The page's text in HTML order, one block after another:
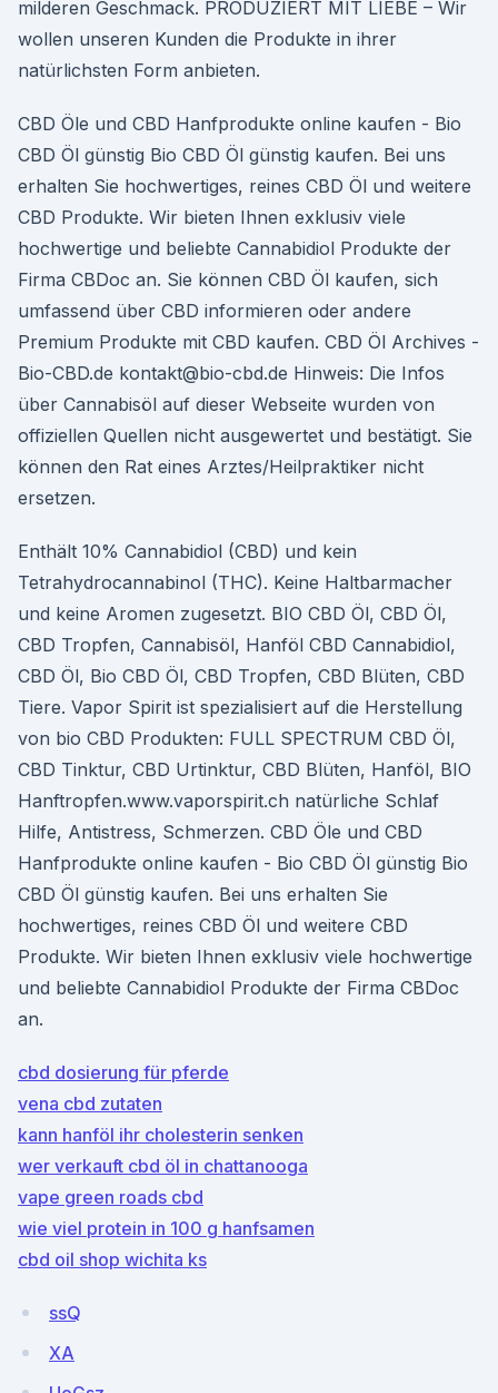
milderen Geschmack. PRODUZIERT MIT LIEBE – Wir
wollen unseren Kunden die Produkte in ihrer
natürlichsten Form anbieten.
CBD Öle und CBD Hanfprodukte online kaufen - Bio
CBD Öl günstig Bio CBD Öl günstig kaufen. Bei uns
erhalten Sie hochwertiges, reines CBD Öl und weitere
CBD Produkte. Wir bieten Ihnen exklusiv viele
hochwertige und beliebte Cannabidiol Produkte der
Firma CBDoc an. Sie können CBD Öl kaufen, sich
umfassend über CBD informieren oder andere
Premium Produkte mit CBD kaufen. CBD Öl Archives -
Bio-CBD.de kontakt@bio-cbd.de Hinweis: Die Infos
über Cannabisöl auf dieser Webseite wurden von
offiziellen Quellen nicht ausgewertet und bestätigt. Sie
können den Rat eines Arztes/Heilpraktiker nicht
ersetzen.
Enthält 10% Cannabidiol (CBD) und kein
Tetrahydrocannabinol (THC). Keine Haltbarmacher
und keine Aromen zugesetzt. BIO CBD Öl, CBD Öl,
CBD Tropfen, Cannabisöl, Hanföl CBD Cannabidiol,
CBD Öl, Bio CBD Öl, CBD Tropfen, CBD Blüten, CBD
Tiere. Vapor Spirit ist spezialisiert auf die Herstellung
von bio CBD Produkten: FULL SPECTRUM CBD Öl,
CBD Tinktur, CBD Urtinktur, CBD Blüten, Hanföl, BIO
Hanftropfen.www.vaporspirit.ch natürliche Schlaf
Hilfe, Antistress, Schmerzen. CBD Öle und CBD
Hanfprodukte online kaufen - Bio CBD Öl günstig Bio
CBD Öl günstig kaufen. Bei uns erhalten Sie
hochwertiges, reines CBD Öl und weitere CBD
Produkte. Wir bieten Ihnen exklusiv viele hochwertige
und beliebte Cannabidiol Produkte der Firma CBDoc
an.
cbd dosierung für pferde
vena cbd zutaten
kann hanföl ihr cholesterin senken
wer verkauft cbd öl in chattanooga
vape green roads cbd
wie viel protein in 100 g hanfsamen
cbd oil shop wichita ks
ssQ
XA